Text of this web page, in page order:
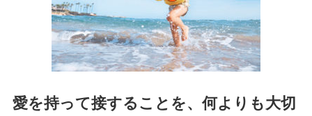
愛を持って接することを、何よりも大切